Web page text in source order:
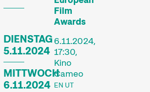
DIENSTAG
5.11.2024
MITTWOCH
6.11.2024
Film
Awards
6.11.2024,
17:30,
Kino
Cameo
EN UT